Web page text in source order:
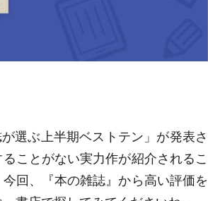
選ぶ上半期ベストテン」が発表さ
ことがない実力作が紹介されるこ
回、『本の雑誌』から高い評価を